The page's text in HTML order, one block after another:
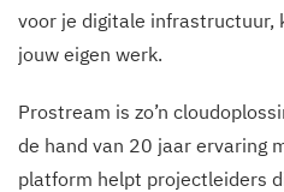
voor je digitale infrastructuur,
jouw eigen werk.
Prostream is zo’n
de hand van 20 jaar ervaring
platform helpt projectleiders